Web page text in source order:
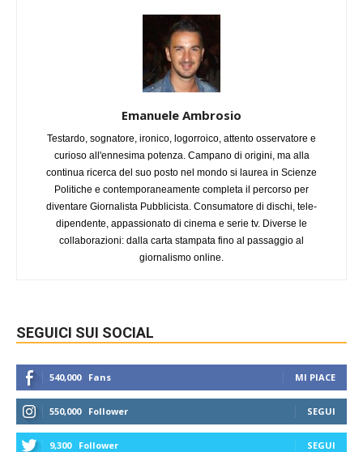
Emanuele Ambrosio
Testardo, sognatore, ironico, logorroico, attento osservatore e
curioso all'ennesima potenza. Campano di origini, ma alla
continua ricerca del suo posto nel mondo si laurea in Scienze
Politiche e contemporaneamente completa il percorso per
diventare Giornalista Pubblicista. Consumatore di dischi, tele-
dipendente, appassionato di cinema e serie tv. Diverse le
collaborazioni: dalla carta stampata fino al passaggio al
giornalismo online.
SEGUICI SUI SOCIAL
540,000 Fans MI PIACE
550,000 Follower SEGUI
9,300 Follower SEGUI